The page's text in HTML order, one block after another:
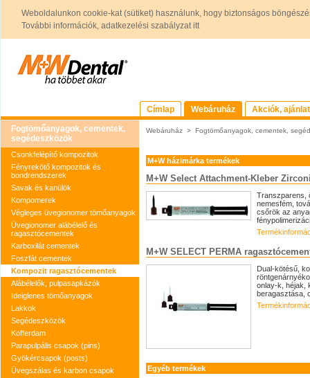
Weboldalunkon cookie-kat (sütiket) használunk, hogy biztonságos
További információk, adatkezelési szabályzat itt
Címlap Webáruház
Akciók,
Fogtömőanyagok, cementek,
segédeszközök
Csonkfelépítő kompozitok
Fényrekötő kompozitok és
bondrendszerek
Savak és kanülök
Kompomerek
Végleges üvegionomer tömőanyagok
Üvegionomer alábélelő és
ragasztócementek
Karboxilát cementek
Foszfát cementek
Kompozit ragasztócementek
Alábélelők, pulpasapkázók
Ideiglenes tömőanyagok
Lakkok
Segédeszközök
Kofferdam
Parapulpális csapok (pins)
Gyökércsapok (posts)
Üvegszálas és karbon csapok
Webáruház > Fogtömőanyagok, cementek,
M+W házimárka termékek
M+W Select Attachment-Kleber
Transzparens,
nemesfém,
csőrök az
M+W SELECT PERMA
Dual-kötésű,
onlay-k, héjak,
beragasztása,
Egyéb termékek